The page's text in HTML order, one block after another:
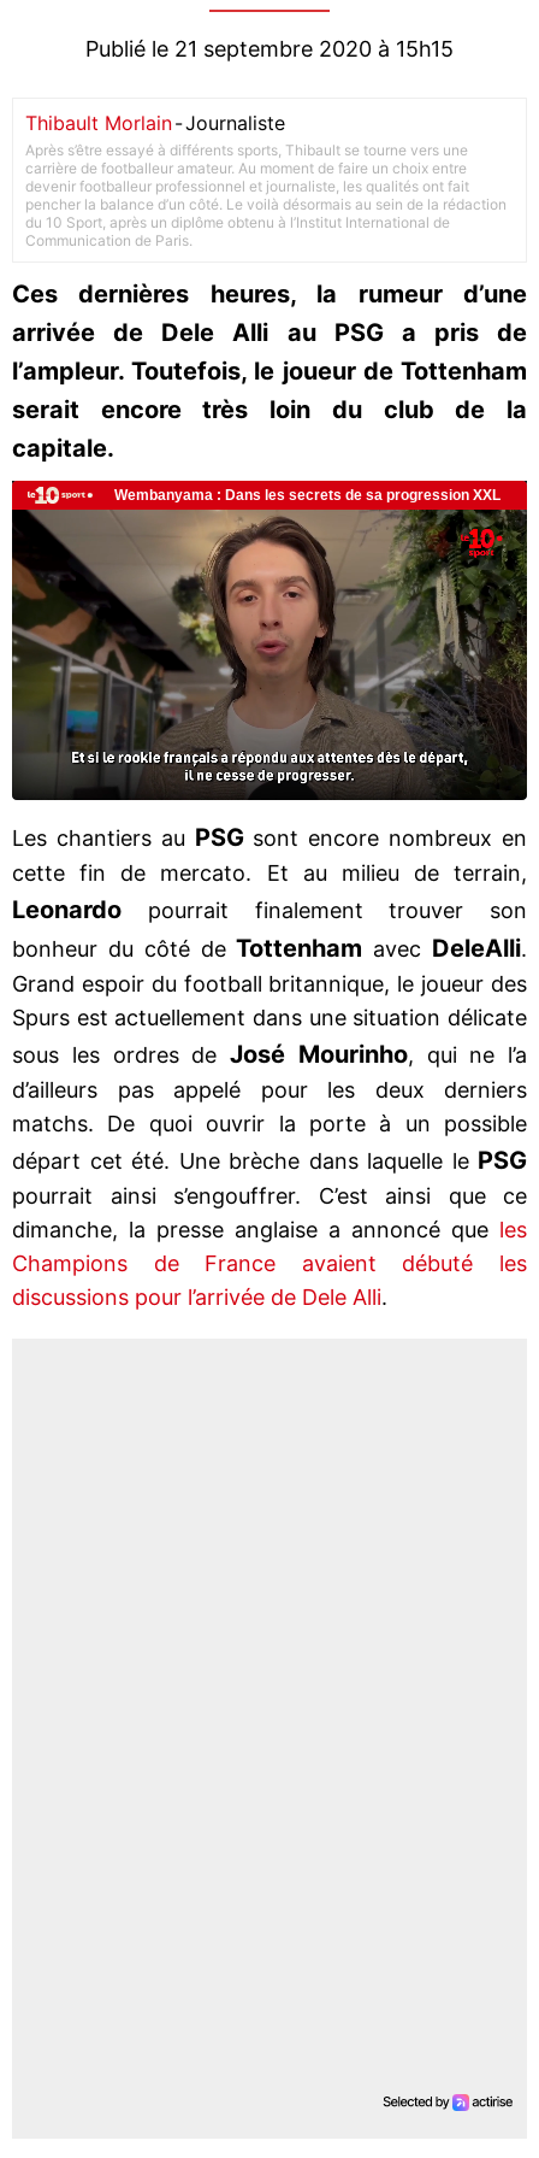
Publié le 21 septembre 2020 à 15h15
Thibault Morlain-Journaliste
Après s’être essayé à différents sports, Thibault se tourne vers une
carrière de footballeur amateur. Au moment de faire un choix entre
devenir footballeur professionnel et journaliste, les qualités ont fait
pencher la balance d’un côté. Le voilà désormais au sein de la rédaction
du 10 Sport, après un diplôme obtenu à l’Institut International de
Communication de Paris.
Ces dernières heures, la rumeur d’une
arrivée de Dele Alli au PSG a pris de
l’ampleur. Toutefois, le joueur de Tottenham
serait encore très loin du club de la
capitale.
Les chantiers au PSGsont encore nombreux en
cette fin de mercato. Et au milieu de terrain,
Leonardo pourrait finalement trouver son
bonheur du côté deTottenham avec DeleAlli.
Grand espoir du football britannique, le joueur des
Spurs est actuellement dans une situation délicate
sous les ordres de José Mourinho, qui ne l’a
d’ailleurs pas appelé pour les deux derniers
matchs. De quoi ouvrir la porte à un possible
départ cet été. Une brèche dans laquelle le PSG
pourrait ainsi s’engouffrer. C’est ainsi que ce
dimanche, la presse anglaise a annoncé que les
Champions de France avaient débuté les
discussions pour l’arrivée de Dele Alli.